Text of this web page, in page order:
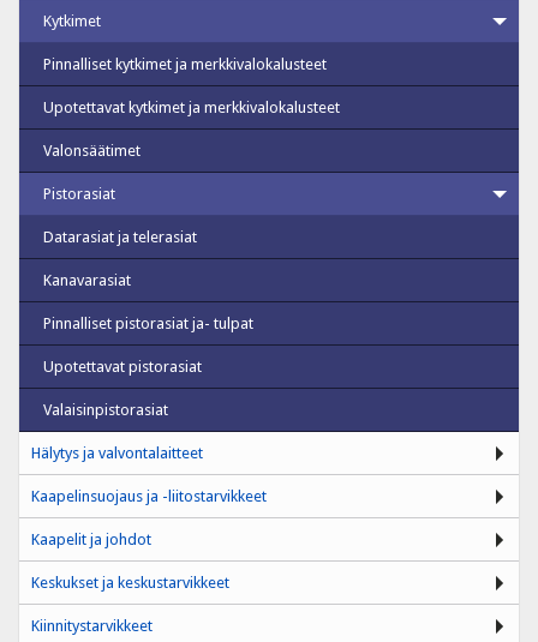
Kytkimet
Pinnalliset kytkimet ja merkkivalokalusteet
Upotettavat kytkimet ja merkkivalokalusteet
Valonsäätimet
Pistorasiat
Datarasiat ja telerasiat
Kanavarasiat
Pinnalliset pistorasiat ja- tulpat
Upotettavat pistorasiat
Valaisinpistorasiat
Hälytys ja valvontalaitteet
Kaapelinsuojaus ja -liitostarvikkeet
Kaapelit ja johdot
Keskukset ja keskustarvikkeet
Kiinnitystarvikkeet